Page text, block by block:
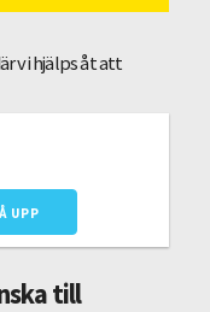
vi hjälps åt att
till